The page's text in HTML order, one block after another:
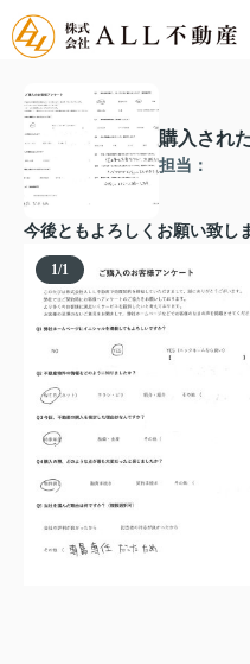
購入され
担当：
今後ともよろしくお願い致し
1/1